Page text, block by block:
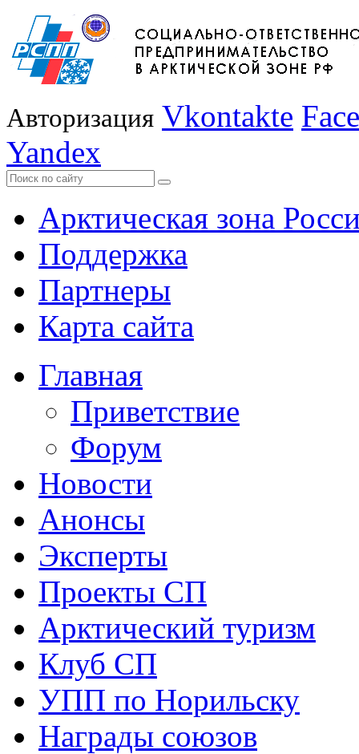
Авторизация Vkontakte
Yandex
Арктическая зона
Поддержка
Партнеры
Карта сайта
Главная
Приветствие
Форум
Новости
Анонсы
Эксперты
Проекты СП
Арктический туризм
Клуб СП
УПП по Норильску
Награды союзов